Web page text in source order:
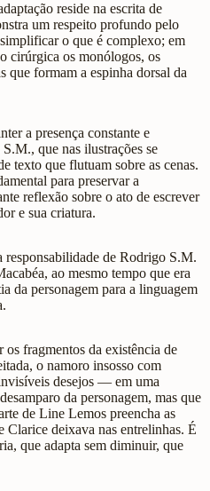
reside na escrita de
um respeito profundo pelo
o que é complexo; em
cirúrgica os monólogos, os
que formam a espinha dorsal da
a presença constante e
que nas ilustrações se
texto que flutuam sobre as cenas.
para preservar a
reflexão sobre o ato de escrever
e sua criatura.
responsabilidade de Rodrigo S.M.
ao mesmo tempo que era
da personagem para a linguagem
fragmentos da existência de
o namoro insosso com
desejos — em uma
da personagem, mas que
de Line Lemos preencha as
Clarice deixava nas entrelinhas. É
que adapta sem diminuir, que